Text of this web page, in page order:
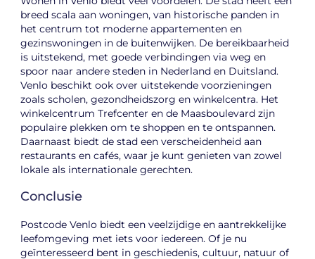
breed scala aan woningen, van historische panden in
het centrum tot moderne appartementen en
gezinswoningen in de buitenwijken. De bereikbaarheid
is uitstekend, met goede verbindingen via weg en
spoor naar andere steden in Nederland en Duitsland.
Venlo beschikt ook over uitstekende voorzieningen
zoals scholen, gezondheidszorg en winkelcentra. Het
winkelcentrum Trefcenter en de Maasboulevard zijn
populaire plekken om te shoppen en te ontspannen.
Daarnaast biedt de stad een verscheidenheid aan
restaurants en cafés, waar je kunt genieten van zowel
lokale als internationale gerechten.
Conclusie
Postcode Venlo biedt een veelzijdige en aantrekkelijke
leefomgeving met iets voor iedereen. Of je nu
geïnteresseerd bent in geschiedenis, cultuur, natuur of